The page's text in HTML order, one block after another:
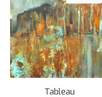
Tableau